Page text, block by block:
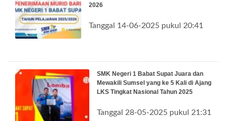
2026
Tanggal 14-06-2025 pukul 20:41
SMK Negeri 1 Babat Supat Juara dan
Mewakili Sumsel yang ke 5 Kali di Ajang
LKS Tingkat Nasional Tahun 2025
Tanggal 28-05-2025 pukul 21:31